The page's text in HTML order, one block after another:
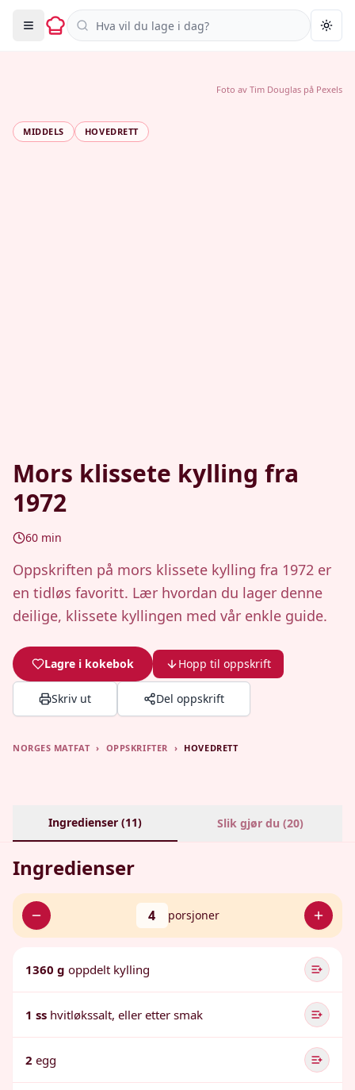
Søk i oppskrifter
MIDDELS HOVEDRETT
Mors klissete kylling fra
1972
60 min
Oppskriften på mors klissete kylling fra 1972 er
en tidløs favoritt. Lær hvordan du lager denne
deilige, klissete kyllingen med vår enkle guide.
Lagre i kokebok Hopp til oppskrift
Skriv ut Del oppskrift
Foto av Tim Douglas på Pexels
NORGES MATFAT › OPPSKRIFTER › HOVEDRETT
Ingredienser (11) Slik gjør du (20)
Ingredienser
4 porsjoner
1360 g oppdelt kylling
1 ss hvitløkssalt, eller etter smak
2 egg